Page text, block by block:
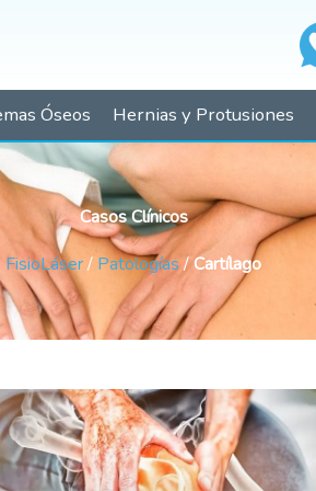
Óseos Hernias y Protusiones
Casos Clínicos
FisioLáser/ Patologías /Cartílago